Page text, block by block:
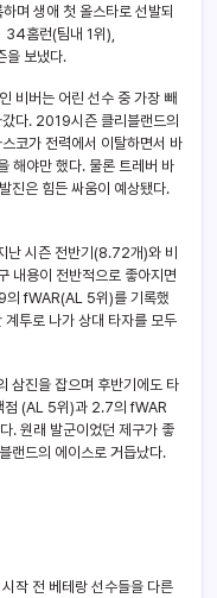
며 생애 첫 올스타로 선발되
34홈런(팀내 1위),
보냈다.
비버는 어린 선수 중 가장 빼
다. 2019시즌 클리블랜드의
코가 전력에서 이탈하면서 바
해야만 했다. 물론 트레버 바
진은 힘든 싸움이 예상됐다.
난 시즌 전반기(8.72개)와 비
내용이 전반적으로 좋아지면
fWAR(AL 5위)를 기록했
투로 나가 상대 타자를 모두
삼진을 잡으며 후반기에도 타
점 (AL 5위)과 2.7의 fWAR
. 원래 발군이었던 제구가 좋
랜드의 에이스로 거듭났다.
작 전 베테랑 선수들을 다른